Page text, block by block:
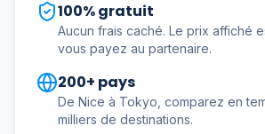
100% gratuit
Aucun frais caché. Le prix affiché
vous payez au partenaire.
200+ pays
De Nice à Tokyo, comparez en
milliers de destinations.